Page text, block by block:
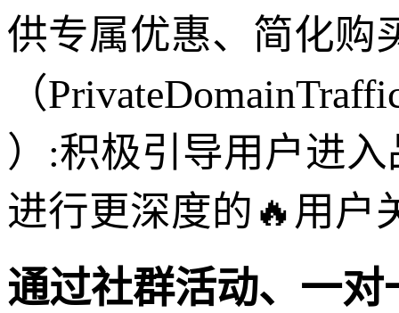
供专属优惠、简化购
（
）:积极引导用户进
进行更深度的🔥用户
通过社群活动、一